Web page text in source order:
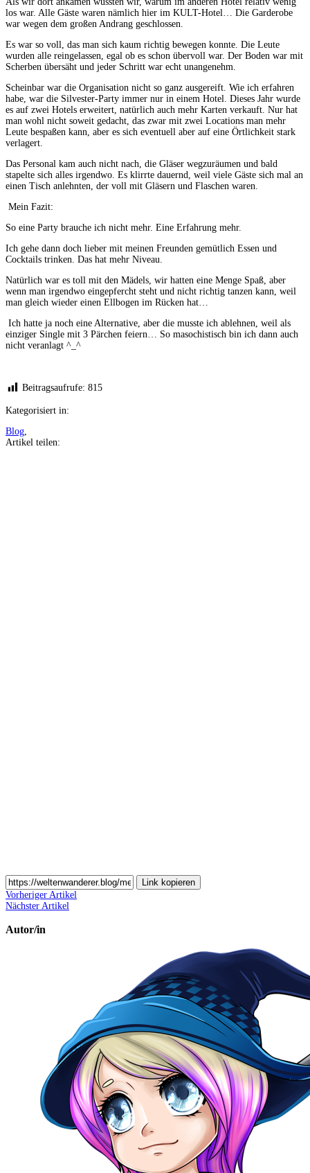
los war. Alle Gäste waren nämlich hier im KULT-Hotel… Die Garderobe
war wegen dem großen Andrang geschlossen.
Es war so voll, das man sich kaum richtig bewegen konnte. Die Leute
wurden alle reingelassen, egal ob es schon übervoll war. Der Boden war mit
Scherben übersäht und jeder Schritt war echt unangenehm.
Scheinbar war die Organisation nicht so ganz ausgereift. Wie ich erfahren
habe, war die Silvester-Party immer nur in einem Hotel. Dieses Jahr wurde
es auf zwei Hotels erweitert, natürlich auch mehr Karten verkauft. Nur hat
man wohl nicht soweit gedacht, das zwar mit zwei Locations man mehr
Leute bespaßen kann, aber es sich eventuell aber auf eine Örtlichkeit stark
verlagert.
Das Personal kam auch nicht nach, die Gläser wegzuräumen und bald
stapelte sich alles irgendwo. Es klirrte dauernd, weil viele Gäste sich mal an
einen Tisch anlehnten, der voll mit Gläsern und Flaschen waren.
Mein Fazit:
So eine Party brauche ich nicht mehr. Eine Erfahrung mehr.
Ich gehe dann doch lieber mit meinen Freunden gemütlich Essen und
Cocktails trinken. Das hat mehr Niveau.
Natürlich war es toll mit den Mädels, wir hatten eine Menge Spaß, aber
wenn man irgendwo eingepfercht steht und nicht richtig tanzen kann, weil
man gleich wieder einen Ellbogen im Rücken hat…
Ich hatte ja noch eine Alternative, aber die musste ich ablehnen, weil als
einziger Single mit 3 Pärchen feiern… So masochistisch bin ich dann auch
nicht veranlagt ^_^
Beitragsaufrufe: 815
Kategorisiert in:
Blog,
Artikel teilen:
Link kopieren
Vorheriger Artikel
Nächster Artikel
Autor/in